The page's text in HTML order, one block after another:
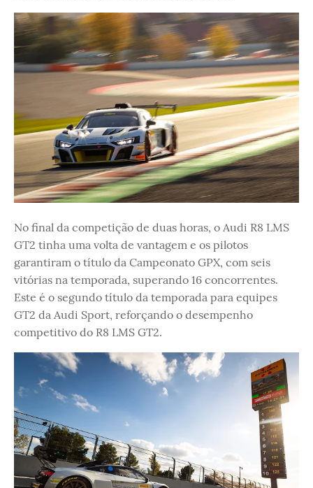
No final da competição de duas horas, o Audi R8 LMS
GT2 tinha uma volta de vantagem e os pilotos
garantiram o título da Campeonato GPX, com seis
vitórias na temporada, superando 16 concorrentes.
Este é o segundo título da temporada para equipes
GT2 da Audi Sport, reforçando o desempenho
competitivo do R8 LMS GT2.